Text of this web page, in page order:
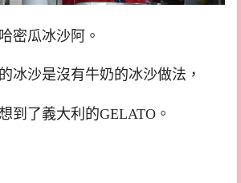
密瓜冰沙阿。
冰沙是沒有牛奶的冰沙做法，
到了義大利的GELATO。